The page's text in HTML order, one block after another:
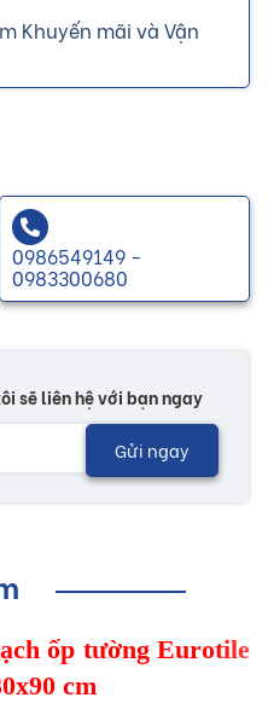
Khuyến mãi và Vận
0986549149 -
0983300680
sẽ liên hệ với bạn ngay
Gửi ngay
ốp tường Eurotile
cm